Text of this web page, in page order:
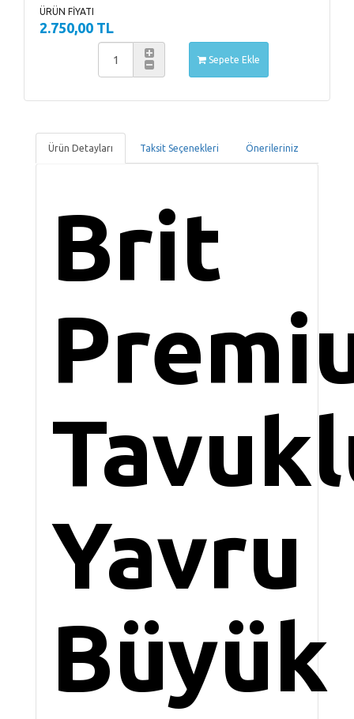
ÜRÜN FİYATI
2.750,00 TL
Sepete Ekle
Ürün Detayları Taksit Seçenekleri Önerileriniz
Brit
Yavru
Büyük